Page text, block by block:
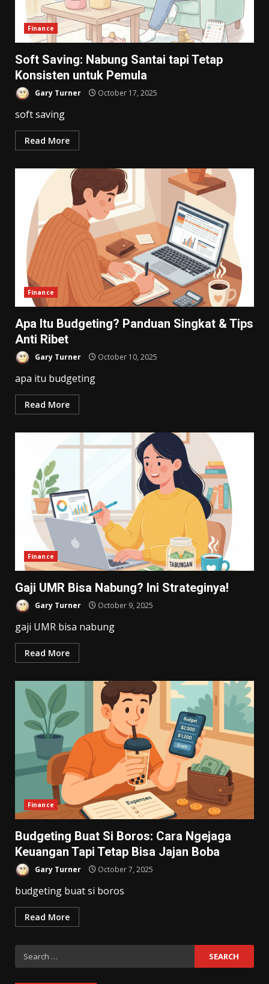
Finance
Soft Saving: Nabung Santai tapi Tetap
Konsisten untuk Pemula
Gary Turner October 17, 2025
soft saving
Read More
Finance
Apa Itu Budgeting? Panduan Singkat & Tips
Anti Ribet
Gary Turner October 10, 2025
apa itu budgeting
Read More
Finance
Gaji UMR Bisa Nabung? Ini Strateginya!
Gary Turner October 9, 2025
gaji UMR bisa nabung
Read More
Finance
Budgeting Buat Si Boros: Cara Ngejaga
Keuangan Tapi Tetap Bisa Jajan Boba
Gary Turner October 7, 2025
budgeting buat si boros
Read More
Search
for: